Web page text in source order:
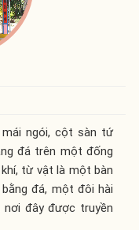
ngói, cột sàn tứ
đá trên một đống
từ vật là một bàn
đá, một đôi hài
đây được truyền